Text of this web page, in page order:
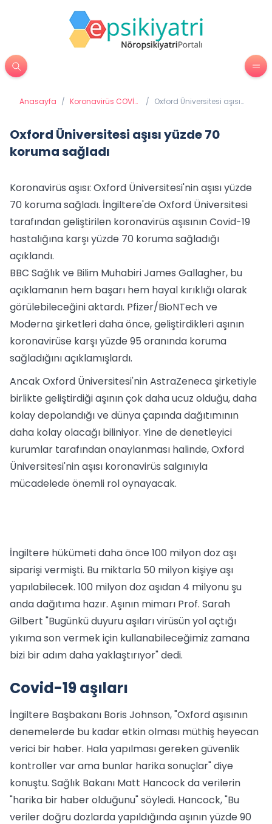
Anasayfa / Koronavirüs COVİD
/ Oxford Üniversitesi aşısı
Oxford Üniversitesi aşısı yüzde 70
koruma sağladı
Koronavirüs aşısı: Oxford Üniversitesi'nin aşısı yüzde
70 koruma sağladı. İngiltere'de Oxford Üniversitesi
tarafından geliştirilen koronavirüs aşısının Covid-19
hastalığına karşı yüzde 70 koruma sağladığı
açıklandı.
BBC Sağlık ve Bilim Muhabiri James Gallagher, bu
açıklamanın hem başarı hem hayal kırıklığı olarak
görülebileceğini aktardı. Pfizer/BioNTech ve
Moderna şirketleri daha önce, geliştirdikleri aşının
koronavirüse karşı yüzde 95 oranında koruma
sağladığını açıklamışlardı.
Ancak Oxford Üniversitesi'nin AstraZeneca şirketiyle
birlikte geliştirdiği aşının çok daha ucuz olduğu, daha
kolay depolandığı ve dünya çapında dağıtımının
daha kolay olacağı biliniyor. Yine de denetleyici
kurumlar tarafından onaylanması halinde, Oxford
Üniversitesi'nin aşısı koronavirüs salgınıyla
mücadelede önemli rol oynayacak.
İngiltere hükümeti daha önce 100 milyon doz aşı
siparişi vermişti. Bu miktarla 50 milyon kişiye aşı
yapılabilecek. 100 milyon doz aşıdan 4 milyonu şu
anda dağıtıma hazır. Aşının mimarı Prof. Sarah
Gilbert "Bugünkü duyuru aşıları virüsün yol açtığı
yıkıma son vermek için kullanabileceğimiz zamana
bizi bir adım daha yaklaştırıyor" dedi.
Covid-19 aşıları
İngiltere Başbakanı Boris Johnson, "Oxford aşısının
denemelerde bu kadar etkin olması müthiş heyecan
verici bir haber. Hala yapılması gereken güvenlik
kontroller var ama bunlar harika sonuçlar" diye
konuştu. Sağlık Bakanı Matt Hancock da verilerin
"harika bir haber olduğunu" söyledi. Hancock, "Bu
veriler doğru dozlarda yapıldığında aşının yüzde 90